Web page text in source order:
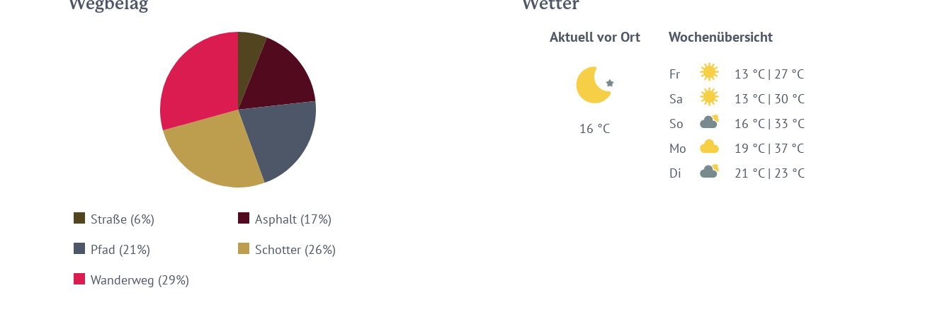
Wegbelag
Straße (6%)
Asphalt (17%)
Pfad (21%)
Schotter (26%)
Wanderweg (29%)
Wetter
Aktuell vor Ort
16 °C
Wochenübersicht
Fr
13 °C | 27 °C
Sa
13 °C | 30 °C
So
16 °C | 33 °C
Mo
19 °C | 37 °C
Di
21 °C | 23 °C